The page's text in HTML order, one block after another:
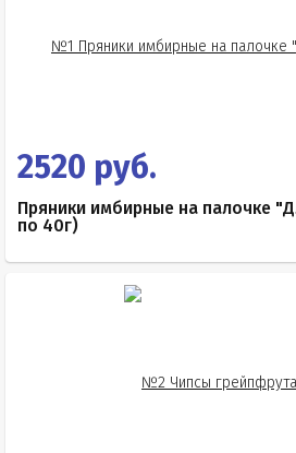
2520 руб.
Пряники имбирные на палочке
по 40г)